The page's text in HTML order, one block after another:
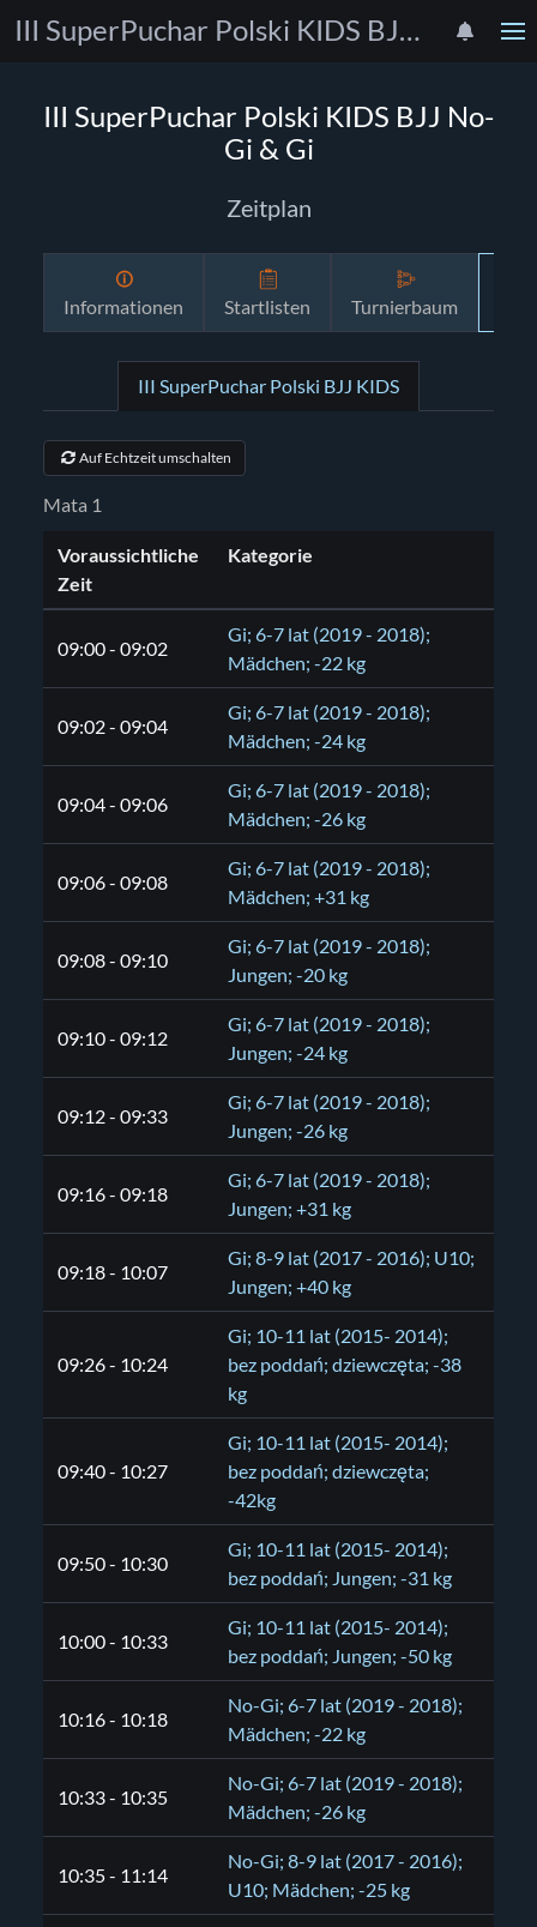
III SuperPuchar Polski KIDS BJJ No-Gi & Gi
III SuperPuchar Polski KIDS BJJ No-
Gi & Gi
Zeitplan
Informationen Startlisten Turnierbaum
III SuperPuchar Polski BJJ KIDS
Auf Echtzeit umschalten
Mata 1
Voraussichtliche
Zeit
Kategorie
09:00 - 09:02
Gi; 6-7 lat (2019 - 2018);
Mädchen; -22 kg
09:02 - 09:04
Gi; 6-7 lat (2019 - 2018);
Mädchen; -24 kg
09:04 - 09:06
Gi; 6-7 lat (2019 - 2018);
Mädchen; -26 kg
09:06 - 09:08
Gi; 6-7 lat (2019 - 2018);
Mädchen; +31 kg
09:08 - 09:10
Gi; 6-7 lat (2019 - 2018);
Jungen; -20 kg
09:10 - 09:12
Gi; 6-7 lat (2019 - 2018);
Jungen; -24 kg
09:12 - 09:33
Gi; 6-7 lat (2019 - 2018);
Jungen; -26 kg
09:16 - 09:18
Gi; 6-7 lat (2019 - 2018);
Jungen; +31 kg
09:18 - 10:07
Gi; 8-9 lat (2017 - 2016); U10;
Jungen; +40 kg
09:26 - 10:24
Gi; 10-11 lat (2015- 2014);
bez poddań; dziewczęta; -38
kg
09:40 - 10:27
Gi; 10-11 lat (2015- 2014);
bez poddań; dziewczęta;
-42kg
09:50 - 10:30
Gi; 10-11 lat (2015- 2014);
bez poddań; Jungen; -31 kg
10:00 - 10:33
Gi; 10-11 lat (2015- 2014);
bez poddań; Jungen; -50 kg
10:16 - 10:18
No-Gi; 6-7 lat (2019 - 2018);
Mädchen; -22 kg
10:33 - 10:35
No-Gi; 6-7 lat (2019 - 2018);
Mädchen; -26 kg
10:35 - 11:14
No-Gi; 8-9 lat (2017 - 2016);
U10; Mädchen; -25 kg